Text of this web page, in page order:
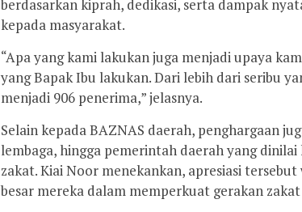
berdasarkan kiprah, dedikasi, serta dampak
kepada masyarakat.
“Apa yang kami lakukan juga menjadi upaya
yang Bapak Ibu lakukan. Dari lebih dari seribu
menjadi 906 penerima,” jelasnya.
Selain kepada BAZNAS daerah, penghargaan
lembaga, hingga pemerintah daerah yang
zakat. Kiai Noor menekankan, apresiasi
besar mereka dalam memperkuat gerakan